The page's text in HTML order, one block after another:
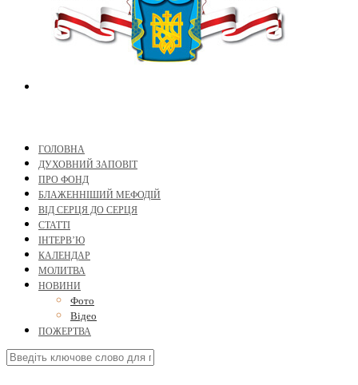
ГОЛОВНА
ДУХОВНИЙ ЗАПОВІТ
ПРО ФОНД
БЛАЖЕННІШИЙ МЕФОДІЙ
ВІД СЕРЦЯ ДО СЕРЦЯ
СТАТТІ
ІНТЕРВ’Ю
КАЛЕНДАР
МОЛИТВА
НОВИНИ
Фото
Відео
ПОЖЕРТВА